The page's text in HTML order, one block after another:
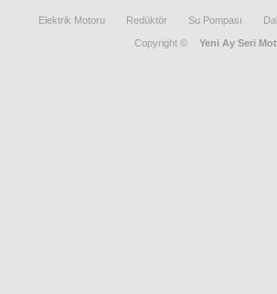
Elektrik Motoru Redüktör Su Pompası
Copyright © Yeni Ay Seri